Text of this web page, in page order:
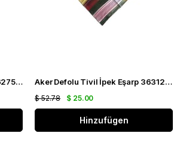
Aker Defolu Tivil İpek Eşarp 36275 Yeşil Karışık Desen Aker Defolu Tivil İpek Eşarp 36312 Yeşil Karışık Desen
$ 25.00
$ 52.78
Hinzufügen